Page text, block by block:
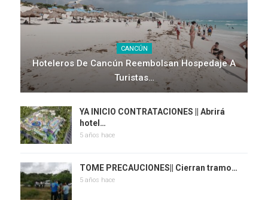
CANCÚN
Hoteleros De Cancún Reembolsan Hospedaje A
Turistas…
YA INICIO CONTRATACIONES || Abrirá
hotel…
5 años hace
TOME PRECAUCIONES|| Cierran tramo…
5 años hace